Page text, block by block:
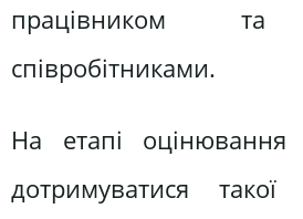
працівником та
співробітниками.
На етапі
дотримуватися такої